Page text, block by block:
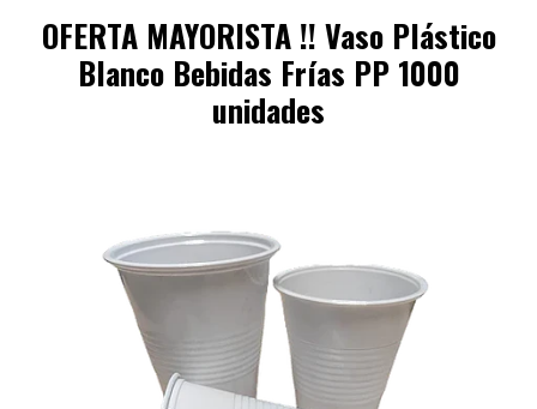
OFERTA MAYORISTA !! Vaso Plástico
Blanco Bebidas Frías PP 1000
unidades